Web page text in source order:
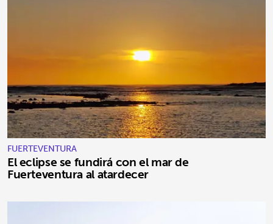
FUERTEVENTURA
El eclipse se fundirá con el mar de
Fuerteventura al atardecer